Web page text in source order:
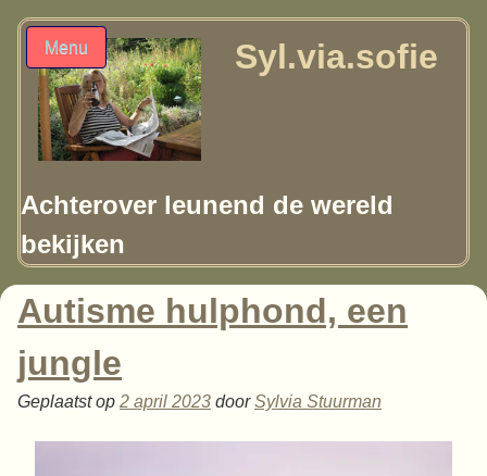
Syl.via.sofie
Achterover leunend de wereld
bekijken
Menu
Autisme hulphond, een
jungle
Geplaatst op 2 april 2023 doorSylvia Stuurman